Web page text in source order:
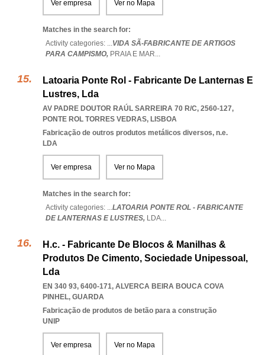
Ver empresa Ver no Mapa
Matches in the search for:
Activity categories: ...VIDA SÃ-FABRICANTE DE ARTIGOS
PARA CAMPISMO, PRAIA E MAR...
Latoaria Ponte Rol - Fabricante De Lanternas E
Lustres, Lda
AV PADRE DOUTOR RAÚL SARREIRA 70 R/C, 2560-127,
PONTE ROL TORRES VEDRAS, LISBOA
Fabricação de outros produtos metálicos diversos, n.e.
LDA
Ver empresa Ver no Mapa
Matches in the search for:
Activity categories: ...LATOARIA PONTE ROL - FABRICANTE
DE LANTERNAS E LUSTRES, LDA...
H.c. - Fabricante De Blocos & Manilhas &
Produtos De Cimento, Sociedade Unipessoal,
Lda
EN 340 93, 6400-171, ALVERCA BEIRA BOUCA COVA
PINHEL, GUARDA
Fabricação de produtos de betão para a construção
UNIP
Ver empresa Ver no Mapa